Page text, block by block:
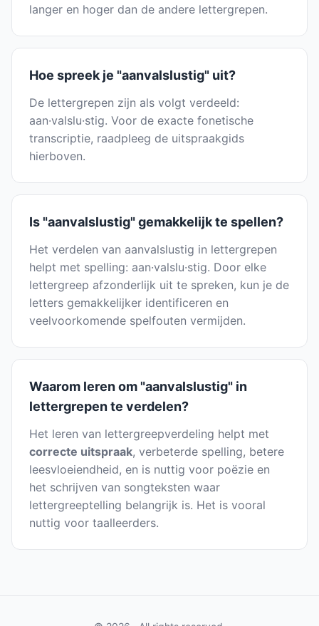
langer en hoger dan de andere lettergrepen.
Hoe spreek je "aanvalslustig" uit?
De lettergrepen zijn als volgt verdeeld:
aan·valslu·stig. Voor de exacte fonetische
transcriptie, raadpleeg de uitspraakgids
hierboven.
Is "aanvalslustig" gemakkelijk te spellen?
Het verdelen van aanvalslustig in lettergrepen
helpt met spelling: aan·valslu·stig. Door elke
lettergreep afzonderlijk uit te spreken, kun je de
letters gemakkelijker identificeren en
veelvoorkomende spelfouten vermijden.
Waarom leren om "aanvalslustig" in
lettergrepen te verdelen?
Het leren van lettergreepverdeling helpt met
correcte uitspraak, verbeterde spelling, betere
leesvloeiendheid, en is nuttig voor poëzie en
het schrijven van songteksten waar
lettergreeptelling belangrijk is. Het is vooral
nuttig voor taalleerders.